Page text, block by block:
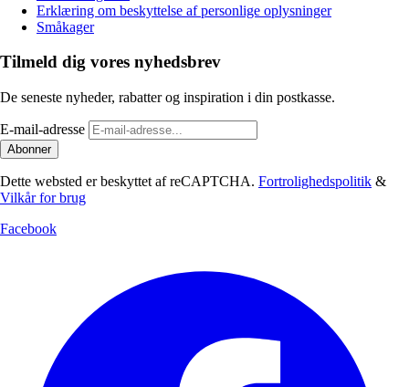
Erklæring om beskyttelse af personlige oplysninger
Småkager
Tilmeld dig vores nyhedsbrev
De seneste nyheder, rabatter og inspiration i din postkasse.
E-mail-adresse
Abonner
Dette websted er beskyttet af reCAPTCHA. Fortrolighedspolitik &
Vilkår for brug
Facebook